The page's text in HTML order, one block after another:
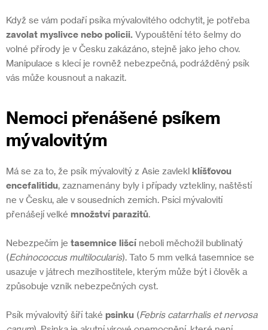
Když se vám podaří psíka mývalovitého odchytit, je potřeba
zavolat myslivce nebo policii. Vypouštění této šelmy do
volné přírody je v Česku zakázáno, stejně jako jeho chov.
Manipulace s klecí je rovněž nebezpečná, podrážděný psík
vás může kousnout a nakazit.
Nemoci přenášené psíkem
mývalovitým
Má se za to, že psík mývalovitý z Asie zavlekl klíšťovou
encefalitidu, zaznamenány byly i případy vztekliny, naštěstí
ne v Česku, ale v sousedních zemích. Psíci mývalovití
přenášejí velké množství parazitů.
Nebezpečím je tasemnice lišcíneboli měchožil bublinatý
(Echinococcus multilocularis). Tato 5 mm velká tasemnice se
usazuje v játrech mezihostitele, kterým může být i člověk a
způsobuje vznik nebezpečných cyst.
Psík mývalovitý šíří také psinku (Febris catarrhalis et nervosa